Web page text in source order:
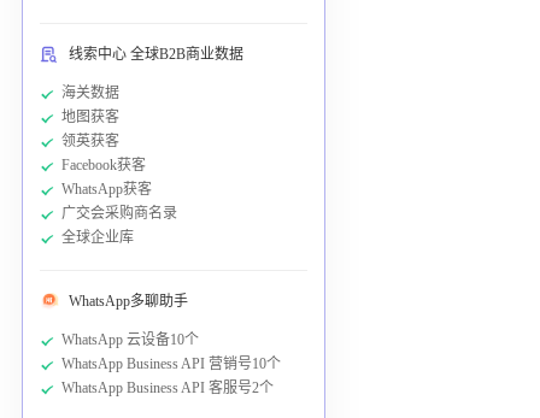
线索中心 全球B2B商业数据
海关数据
地图获客
领英获客
Facebook获客
WhatsApp获客
广交会采购商名录
全球企业库
WhatsApp多聊助手
WhatsApp 云设备10个
WhatsApp Business API 营销号10个
WhatsApp Business API 客服号2个